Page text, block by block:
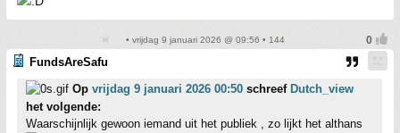
• vrijdag 9 januari 2026 @ 09:56 • 144
FundsAreSafu
Op vrijdag 9 januari 2026 00:50 schreef Dutch_view
het volgende:
Waarschijnlijk gewoon iemand uit het publiek , zo lijkt het althans